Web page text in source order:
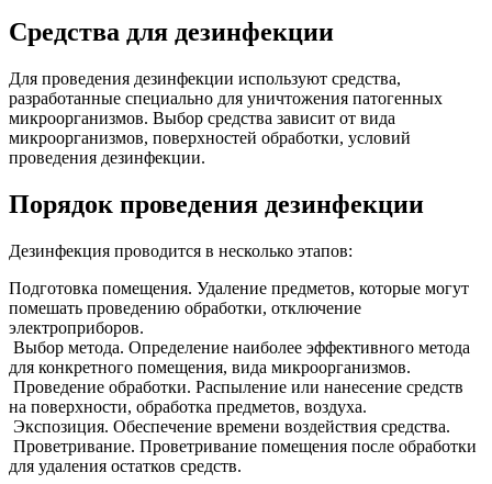
Средства для дезинфекции
Для проведения дезинфекции используют средства,
разработанные специально для уничтожения патогенных
микроорганизмов. Выбор средства зависит от вида
микроорганизмов, поверхностей обработки, условий
проведения дезинфекции.
Порядок проведения дезинфекции
Дезинфекция проводится в несколько этапов:
Подготовка помещения. Удаление предметов, которые могут
помешать проведению обработки, отключение
электроприборов.
Выбор метода. Определение наиболее эффективного метода
для конкретного помещения, вида микроорганизмов.
Проведение обработки. Распыление или нанесение средств
на поверхности, обработка предметов, воздуха.
Экспозиция. Обеспечение времени воздействия средства.
Проветривание. Проветривание помещения после обработки
для удаления остатков средств.